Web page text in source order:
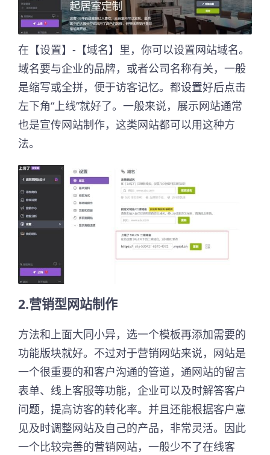
在【设置】-【域名】里，你可以设置网站域名。
域名要与企业的品牌，或者公司名称有关，一般
是缩写或全拼，便于访客记忆。都设置好后点击
左下角“上线”就好了。一般来说，展示网站通常
也是宣传网站制作，这类网站都可以用这种方
法。
2.营销型网站制作
方法和上面大同小异，选一个模板再添加需要的
功能版块就好。不过对于营销网站来说，网站是
一个很重要的和客户沟通的管道，通网站的留言
表单、线上客服等功能，企业可以及时解答客户
问题，提高访客的转化率。并且还能根据客户意
见及时调整网站及自己的产品，非常灵活。因此
一个比较完善的营销网站，一般少不了在线客